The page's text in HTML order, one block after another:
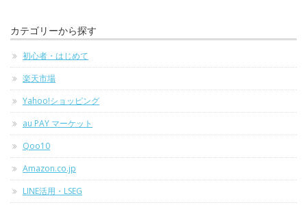
カテゴリーから探す
初心者・はじめて
楽天市場
Yahoo!ショッピング
au PAY マーケット
Qoo10
Amazon.co.jp
LINE活用・LSEG